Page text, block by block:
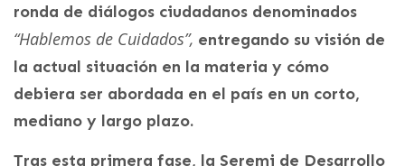
ronda de diálogos ciudadanos denominados
“Hablemos de Cuidados”, entregando su visión de
la actual situación en la materia y cómo
debiera ser abordada en el país en un corto,
mediano y largo plazo.
Tras esta primera fase, la Seremi de Desarrollo